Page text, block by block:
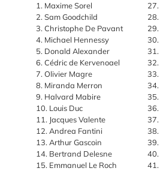
Maxime Sorel
Sam Goodchild
Christophe De Pavant
Michael Hennessy
Donald Alexander
Cédric de Kervenoael
Olivier Magre
Miranda Merron
Halvard Mabire
Louis Duc
Jacques Valente
Andrea Fantini
Arthur Gascoin
Bertrand Delesne
Emmanuel Le Roch